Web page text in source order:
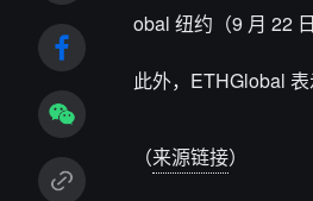
obal 纽约（9 月 22
此外，ETHGlobal
（来源链接）